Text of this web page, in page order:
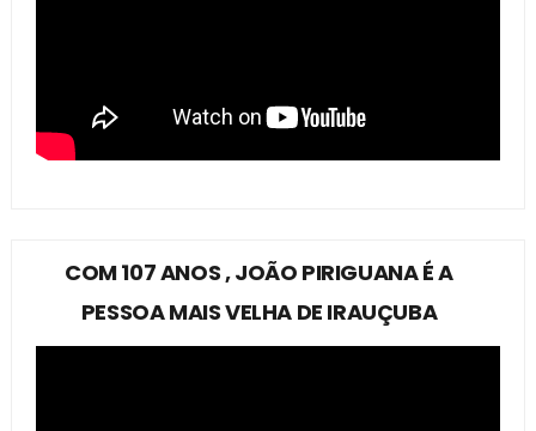
COM 107 ANOS , JOÃO PIRIGUANA É A
PESSOA MAIS VELHA DE IRAUÇUBA